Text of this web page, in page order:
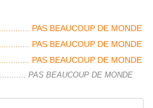
PAS BEAUCOUP DE MONDE